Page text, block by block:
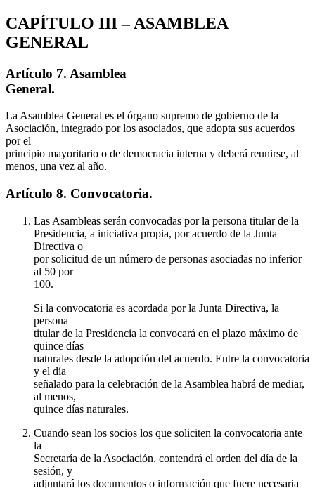
CAPÍTULO III – ASAMBLEA
GENERAL
Artículo 7. Asamblea
General.
La Asamblea General es el órgano supremo de gobierno de la
Asociación, integrado por los asociados, que adopta sus acuerdos
por el
principio mayoritario o de democracia interna y deberá reunirse, al
menos, una vez al año.
Artículo 8. Convocatoria.
Las Asambleas serán convocadas por la persona titular de la
Presidencia, a iniciativa propia, por acuerdo de la Junta
Directiva o
por solicitud de un número de personas asociadas no inferior
al 50 por
100.
Si la convocatoria es acordada por la Junta Directiva, la
persona
titular de la Presidencia la convocará en el plazo máximo de
quince días
naturales desde la adopción del acuerdo. Entre la convocatoria
y el día
señalado para la celebración de la Asamblea habrá de mediar,
al menos,
quince días naturales.
Cuando sean los socios los que soliciten la convocatoria ante
la
Secretaría de la Asociación, contendrá el orden del día de la
sesión, y
adjuntará los documentos o información que fuere necesaria